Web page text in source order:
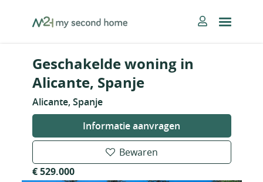
MySecondHome
Geschakelde woning in
Alicante, Spanje
Alicante, Spanje
Informatie aanvragen
Bewaren
€ 529.000